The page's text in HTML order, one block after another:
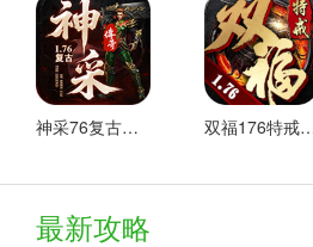
金的战斗，还是自由冒险，你都可
以上就是小编为大家整理的《 <
神采76复古加强版 安卓下载 双福176特戒
最新攻略